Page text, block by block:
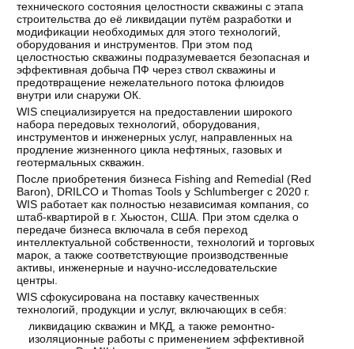
технического состояния целостности скважины с этапа
строительства до её ликвидации путём разработки и
модификации необходимых для этого технологий,
оборудования и инструментов. При этом под
целостностью скважины подразумевается безопасная и
эффективная добыча ПФ через ствол скважины и
предотвращение нежелательного потока флюидов
внутри или снаружи ОК.
WIS специализируется на предоставлении широкого
набора передовых технологий, оборудования,
инструментов и инженерных услуг, направленных на
продление жизненного цикла нефтяных, газовых и
геотермальных скважин.
После приобретения бизнеса Fishing and Remedial (Red
Baron), DRILCO и Thomas Tools у Schlumberger c 2020 г.
WIS работает как полностью независимая компания, со
штаб-квартирой в г. Хьюстон, США. При этом сделка о
передаче бизнеса включала в себя переход
интеллектуальной собственности, технологий и торговых
марок, а также соответствующие производственные
активы, инженерные и научно-исследовательские
центры.
WIS сфокусирована на поставку качественных
технологий, продукции и услуг, включающих в себя:
ликвидацию скважин и МКД, а также ремонтно-
изоляционные работы с применением эффективной